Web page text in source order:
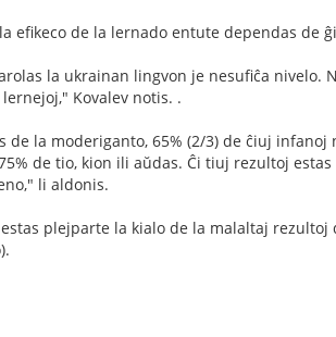
efikeco de la lernado entute dependas de
la ukrainan lingvon je nesufiĉa nivelo.
Kovalev notis. .
de la moderiganto, 65% (2/3) de ĉiuj infanoj
de tio, kion ili aŭdas. Ĉi tiuj rezultoj
li aldonis.
plejparte la kialo de la malaltaj rezultoj